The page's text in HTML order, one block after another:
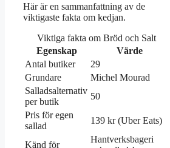
Här är en sammanfattning av de
viktigaste fakta om kedjan.
Viktiga fakta om Bröd och Salt
Egenskap
Värde
Antal butiker
29
Grundare
Michel Mourad
Salladsalternativ
per butik
50
Pris för egen
sallad
139 kr (Uber Eats)
Känd för
Hantverksbageri